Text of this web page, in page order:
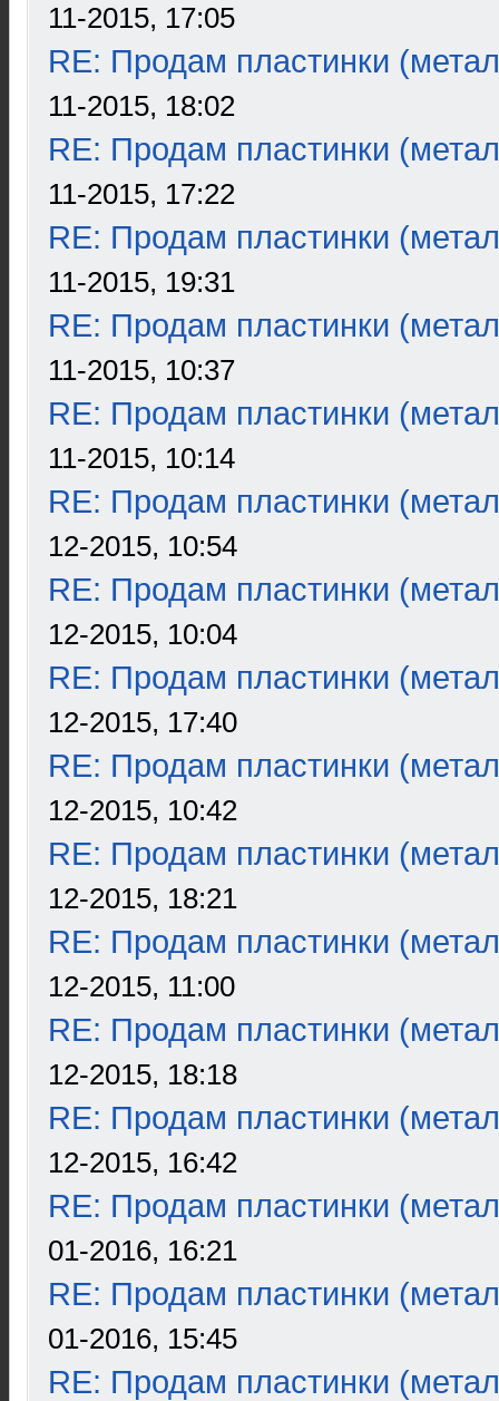
11-2015, 17:05
RE: Продам пластинки
11-2015, 18:02
RE: Продам пластинки
11-2015, 17:22
RE: Продам пластинки
11-2015, 19:31
RE: Продам пластинки
11-2015, 10:37
RE: Продам пластинки
11-2015, 10:14
RE: Продам пластинки
12-2015, 10:54
RE: Продам пластинки
12-2015, 10:04
RE: Продам пластинки
12-2015, 17:40
RE: Продам пластинки
12-2015, 10:42
RE: Продам пластинки
12-2015, 18:21
RE: Продам пластинки
12-2015, 11:00
RE: Продам пластинки
12-2015, 18:18
RE: Продам пластинки
12-2015, 16:42
RE: Продам пластинки
01-2016, 16:21
RE: Продам пластинки
01-2016, 15:45
RE: Продам пластинки